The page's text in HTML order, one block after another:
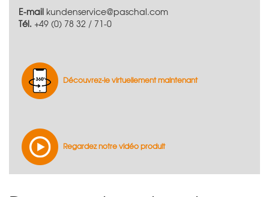
E-mail kundenservice@paschal.com
Tél. +49 (0) 78 32 / 71-0
Découvrez-le virtuellement maintenant
Regardez notre vidéo produit